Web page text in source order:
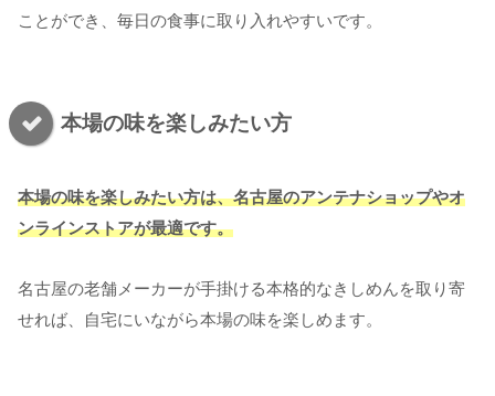
ことができ、毎日の食事に取り入れやすいです。
本場の味を楽しみたい方
本場の味を楽しみたい方は、名古屋のアンテナショップやオ
ンラインストアが最適です。
名古屋の老舗メーカーが手掛ける本格的なきしめんを取り寄
せれば、自宅にいながら本場の味を楽しめます。